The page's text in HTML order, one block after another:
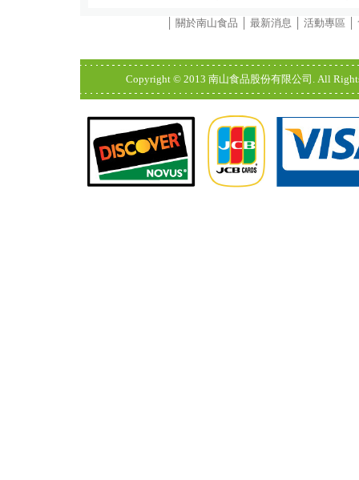
關於南山食品 最新消息 活動專區
Copyright © 2013 南山食品股份有限公司. All